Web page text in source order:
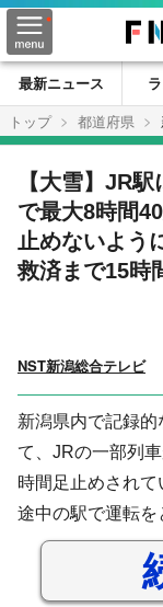
最新ニュース
トップ
都道府県
【大雪】JR
で最大8時間
止めないよう
救済まで15時
NST新潟総合テレビ
新潟県内で記録
て、JRの一部列
時間足止めされ
途中の駅で運転